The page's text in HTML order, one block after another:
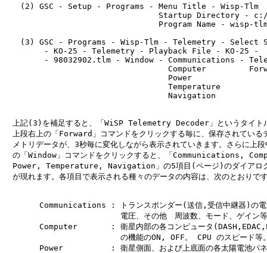
(2) GSC - Setup - Programs - Menu Title - Wisp-Tlm
Startup Directory - c:/
Program Name - wisp-
(3) GSC - Programs - Wisp-Tlm - Telemetry -
- KO-25 - Telemetry - Playback File - KO-25 -
- 98032902.tlm - Window - Communications -
Computer
Power
Temperature
Navigation
上記(3)を補足すると、「WiSP Telemetry Decoder」というタイト
上段右上の「Forward」コマンドをクリックする毎に、保存されている
メトリデータが、3秒毎に変化しながら表示されていきます。さらに上段
の「Window」コマンドをクリックすると、「Communications,
Power, Temperature, Navigation」の5項目(ページ)のダイアロ
が現れます。各項目で表示される種々のデータの内容は、次のとおりで
Communications : トランスポンダー(送信,受信中継器)の電
電圧、その他　周波数、モード、ゲイン等
Computer       : 衛星内部の各コンピュータ
の機能のON, OFF。 CPU のスピード等
Power          : 衛星側面、および上底面の各太陽電池パネ